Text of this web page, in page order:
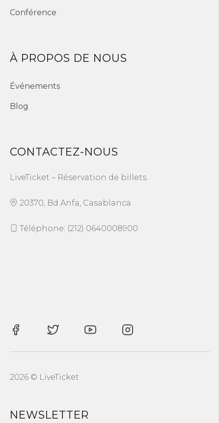
Conférence
À PROPOS DE NOUS
Événements
Blog
CONTACTEZ-NOUS
LiveTicket – Réservation de billets.
20370, Bd Anfa, Casablanca
Téléphone: (212) 0640008900
2026 © LiveTicket
NEWSLETTER